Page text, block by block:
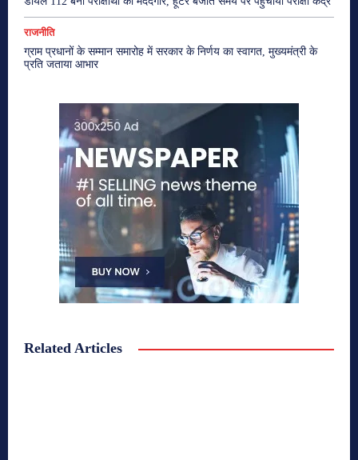
राजनीति
ग्राम प्रधानों के सम्मान समारोह में सरकार के निर्णय का स्वागत, मुख्यमंत्री के
प्रति जताया आभार
Related Articles